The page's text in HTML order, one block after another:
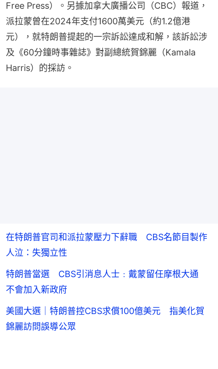
Free Press）。另據加拿大廣播公司（CBC）報道，
派拉蒙曾在2024年支付1600萬美元（約1.2億港
元），就特朗普提起的一宗訴訟達成和解，該訴訟涉
及《60分鐘時事雜誌》對副總統賀錦麗（Kamala
Harris）的採訪。
在特朗普官司和派拉蒙壓力下辭職 CBS名節目製作
人泣：失獨立性
特朗普當選 CBS引消息人士﹕戴蒙留任摩根大通
不會加入新政府
美國大選｜特朗普控CBS求償100億美元 指美化賀
錦麗訪問誤導公眾